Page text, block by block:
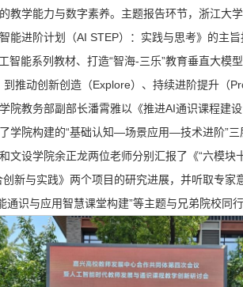
教学能力与数字素养。主题报告环节，浙江大
能进阶计划（AI STEP）：实践与思考》的主
智能系列教材、打造“智海-三乐”教育垂直大
推动创新创造（Explore）、持续进阶提升（
院教务部副部长潘霄雅以《推进AI通识课程
学院构建的“基础认知—场景应用—技术进阶”三
文设学院余正龙两位老师分别汇报了《“六模块
新与实践》两个项目的研究进展，并听取专家
识与应用智慧课堂构建”等主题与兄弟院校同行